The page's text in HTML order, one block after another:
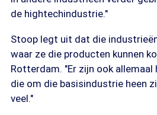
de hightechindustrie."
Stoop legt uit dat die
waar ze die producten kunnen
Rotterdam. "Er zijn ook
die om die basisindustrie heen
veel."